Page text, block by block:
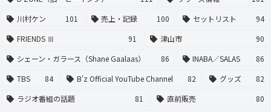
川村ケン
101 売上・記録 100 セットリスト
94
FRIENDS Ⅲ
91 津山市
90
シェーン・ガラース（Shane Gaalaas）
86 INABA／SALAS
86
TBS
84 B'z Official YouTube Channel 82 グッズ
82
ラジオ番組の話題
81 直前販売
80